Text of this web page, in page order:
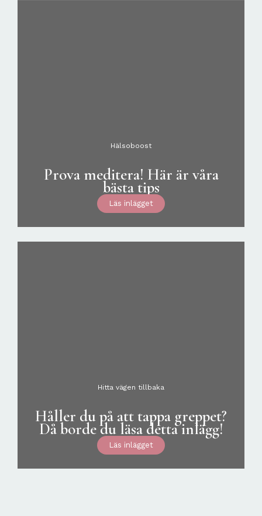
Hälsoboost
Prova meditera! Här är våra
bästa tips
Läs inlägget
Hitta vägen tillbaka
Håller du på att tappa greppet?
Då borde du läsa detta inlägg!
Läs inlägget